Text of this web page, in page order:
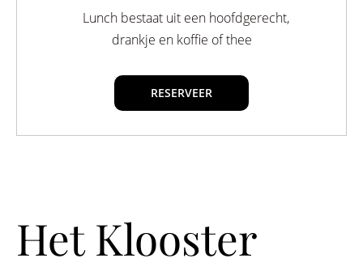
Lunch bestaat uit een hoofdgerecht,
drankje en koffie of thee
RESERVEER
Het Klooster